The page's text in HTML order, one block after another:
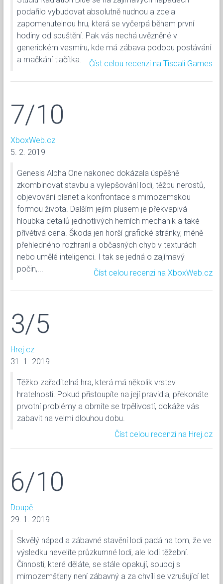
podařilo vybudovat absolutně nudnou a zcela
zapomenutelnou hru, která se vyčerpá během první
hodiny od spuštění. Pak vás nechá uvězněné v
generickém vesmíru, kde má zábava podobu postávání
a mačkání tlačítka.
Číst celou recenzi na Tiscali Games
7/10
XboxWeb.cz
5. 2. 2019
Genesis Alpha One nakonec dokázala úspěšně
zkombinovat stavbu a vylepšování lodi, těžbu nerostů,
objevování planet a konfrontace s mimozemskou
formou života. Dalším jejím plusem je překvapivá
hloubka detailů jednotlivých herních mechanik a také
přívětivá cena. Škoda jen horší grafické stránky, méně
přehledného rozhraní a občasných chyb v texturách
nebo umělé inteligenci. I tak se jedná o zajímavý
počin,...
Číst celou recenzi na XboxWeb.cz
3/5
Hrej.cz
31. 1. 2019
Těžko zařaditelná hra, která má několik vrstev
hratelnosti. Pokud přistoupíte na její pravidla, překonáte
prvotní problémy a obrníte se trpělivostí, dokáže vás
zabavit na velmi dlouhou dobu.
Číst celou recenzi na Hrej.cz
6/10
Doupě
29. 1. 2019
Skvělý nápad a zábavné stavění lodi padá na tom, že ve
výsledku nevelíte průzkumné lodi, ale lodi těžební.
Činnosti, které děláte, se stále opakují, souboj s
mimozemšťany není zábavný a za chvíli se vzrušující let